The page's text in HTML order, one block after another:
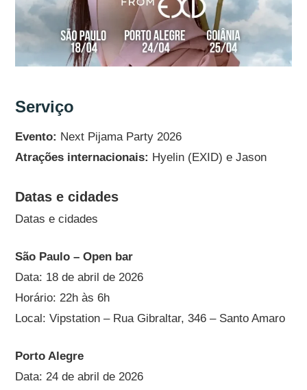
Serviço
Evento: Next Pijama Party 2026
Atrações internacionais: Hyelin (EXID) e Jason
Datas e cidades
Datas e cidades
São Paulo – Open bar
Data: 18 de abril de 2026
Horário: 22h às 6h
Local: Vipstation – Rua Gibraltar, 346 – Santo Amaro
Porto Alegre
Data: 24 de abril de 2026